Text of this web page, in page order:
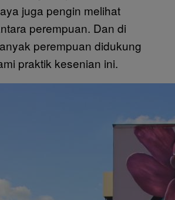
juga pengin melihat
perempuan. Dan di
perempuan didukung
praktik kesenian ini.